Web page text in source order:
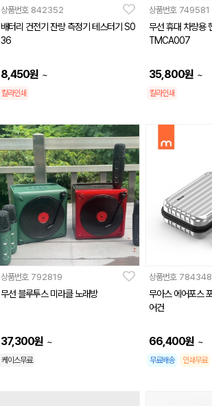
상품번호 842352
배터리 건전기 잔량 측정기 테스터기 S0
36
8,450원 ~
칼라인쇄
상품번호 749581
무선 휴대 차량용
TMCA007
35,800원 ~
칼라인쇄
상품번호 792819
무선 블루투스 미라클 노래방
37,300원 ~
케이스무료
상품번호 784348
무아스 에어포스
어건
66,400원 ~
무료배송 인쇄무료